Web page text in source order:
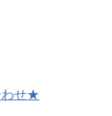
わせ★